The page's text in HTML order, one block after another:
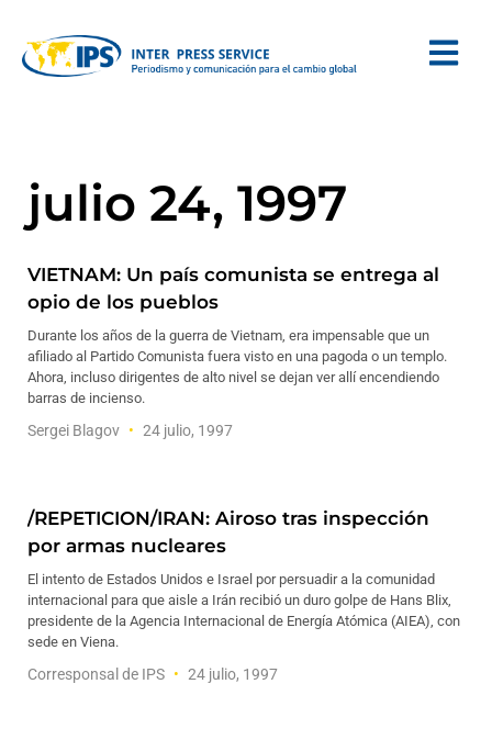
julio 24, 1997
VIETNAM: Un país comunista se entrega al
opio de los pueblos
Durante los años de la guerra de Vietnam, era impensable que un
afiliado al Partido Comunista fuera visto en una pagoda o un templo.
Ahora, incluso dirigentes de alto nivel se dejan ver allí encendiendo
barras de incienso.
Sergei Blagov 24 julio, 1997
/REPETICION/IRAN: Airoso tras inspección
por armas nucleares
El intento de Estados Unidos e Israel por persuadir a la comunidad
internacional para que aisle a Irán recibió un duro golpe de Hans Blix,
presidente de la Agencia Internacional de Energía Atómica (AIEA), con
sede en Viena.
Corresponsal de IPS 24 julio, 1997